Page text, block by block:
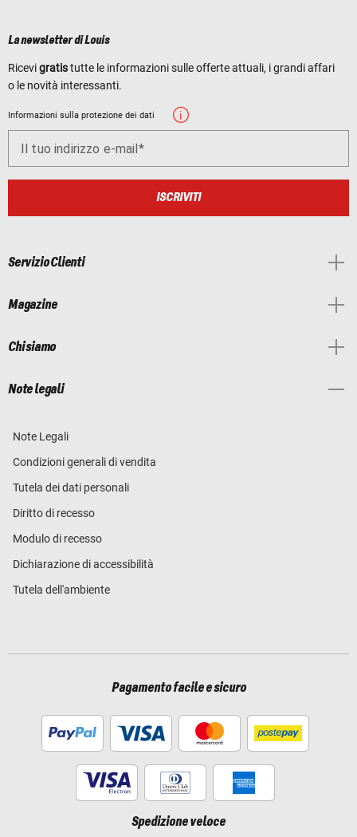
La newsletter di Louis
Ricevigratistutte le informazioni sulle offerte attuali, i grandi affari
o le novità interessanti.
Informazioni sulla protezione dei dati
Il tuo indirizzo e-mail
ISCRIVITI
Servizio Clienti
Magazine
Chi siamo
Note legali
Note Legali
Condizioni generali di vendita
Tutela dei dati personali
Diritto di recesso
Modulo di recesso
Dichiarazione di accessibilità
Tutela dell'ambiente
Pagamento facile e sicuro
Spedizione veloce